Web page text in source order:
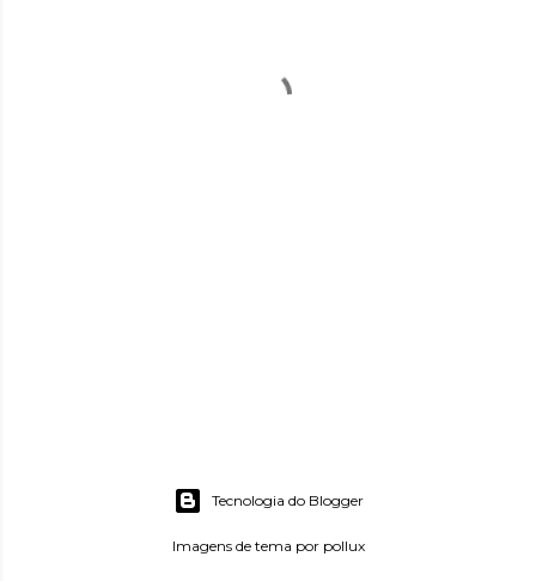
Tecnologia do Blogger
Imagens de tema por pollux